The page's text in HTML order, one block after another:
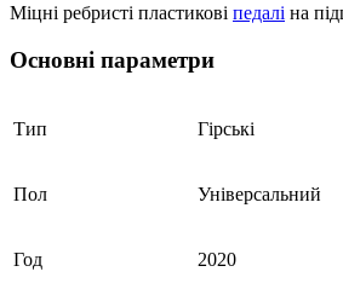
Міцні ребристі пластикові педалі на
Основні параметри
Тип Гірські
Пол Універсальний
Год 2020